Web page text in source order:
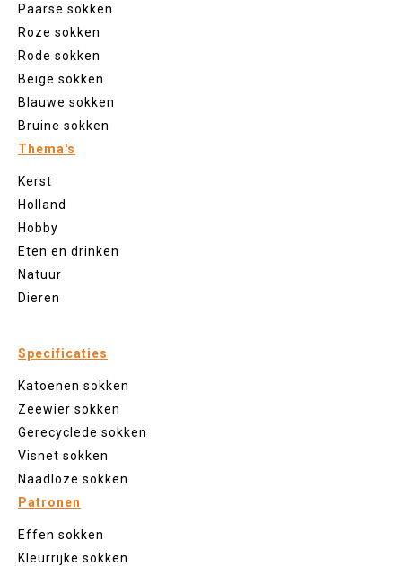
Paarse sokken
Roze sokken
Rode sokken
Beige sokken
Blauwe sokken
Bruine sokken
Thema's
Kerst
Holland
Hobby
Eten en drinken
Natuur
Dieren
Specificaties
Katoenen sokken
Zeewier sokken
Gerecyclede sokken
Visnet sokken
Naadloze sokken
Patronen
Effen sokken
Kleurrijke sokken